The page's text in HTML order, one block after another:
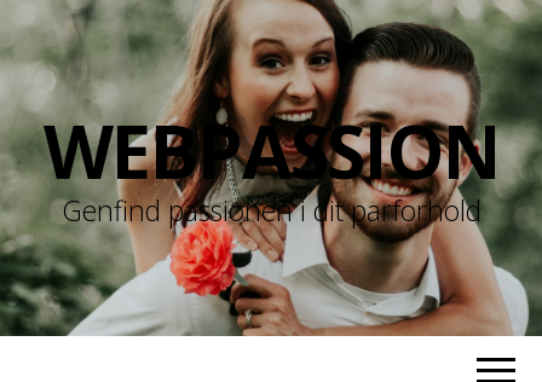
WEBPASSION
Genfind passionen i dit parforhold